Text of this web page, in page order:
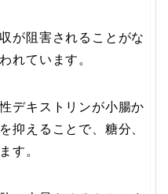
が阻害されることがな
れています。
デキストリンが小腸か
抑えることで、糖分、
す。